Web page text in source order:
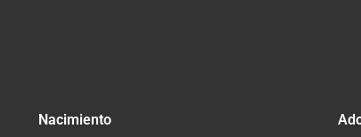
Nacimiento